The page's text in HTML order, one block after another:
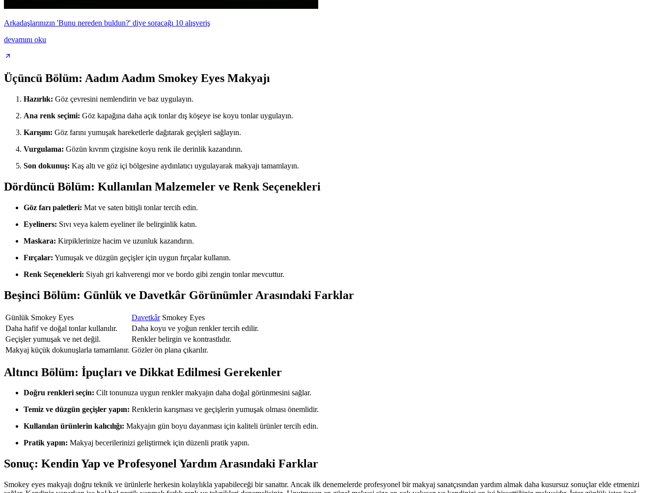
Arkadaşlarınızın 'Bunu nereden buldun?' diye soracağı 10 alışveriş
devamını oku
Üçüncü Bölüm: Aadım Aadım Smokey Eyes Makyajı
Hazırlık: Göz çevresini nemlendirin ve baz uygulayın.
Ana renk seçimi: Göz kapağına daha açık tonlar dış köşeye ise koyu tonlar uygulayın.
Karışım: Göz farını yumuşak hareketlerle dağıtarak geçişleri sağlayın.
Vurgulama: Gözün kıvrım çizgisine koyu renk ile derinlik kazandırın.
Son dokunuş: Kaş altı ve göz içi bölgesine aydınlatıcı uygulayarak makyajı tamamlayın.
Dördüncü Bölüm: Kullanılan Malzemeler ve Renk Seçenekleri
Göz farı paletleri: Mat ve saten bitişli tonlar tercih edin.
Eyeliners: Sıvı veya kalem eyeliner ile belirginlik katın.
Maskara: Kirpiklerinize hacim ve uzunluk kazandırın.
Fırçalar: Yumuşak ve düzgün geçişler için uygun fırçalar kullanın.
Renk Seçenekleri: Siyah gri kahverengi mor ve bordo gibi zengin tonlar mevcuttur.
Beşinci Bölüm: Günlük ve Davetkâr Görünümler Arasındaki Farklar
Günlük Smokey Eyes DavetkârSmokey Eyes
Daha hafif ve doğal tonlar kullanılır.
Daha koyu ve yoğun renkler tercih edilir.
Geçişler yumuşak ve net değil.
Renkler belirgin ve kontrastlıdır.
Makyaj küçük dokunuşlarla tamamlanır. Gözler ön plana çıkarılır.
Altıncı Bölüm: İpuçları ve Dikkat Edilmesi Gerekenler
Doğru renkleri seçin: Cilt tonunuza uygun renkler makyajın daha doğal görünmesini sağlar.
Temiz ve düzgün geçişler yapın: Renklerin karışması ve geçişlerin yumuşak olması önemlidir.
Kullanılan ürünlerin kalıcılığı: Makyajın gün boyu dayanması için kaliteli ürünler tercih edin.
Pratik yapın: Makyaj becerilerinizi geliştirmek için düzenli pratik yapın.
Sonuç: Kendin Yap ve Profesyonel Yardım Arasındaki Farklar
Smokey eyes makyajı doğru teknik ve ürünlerle herkesin kolaylıkla yapabileceği bir sanattır. Ancak ilk denemelerde profesyonel bir makyaj sanatçısından yardım almak daha kusursuz sonuçlar elde etmenizi